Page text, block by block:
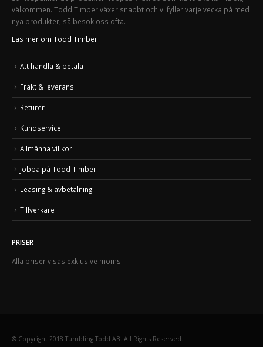
välkommen. Todd Timber växer snabbt och vi fyller varje vecka på med
nya produkter, så besök oss ofta.
Läs mer om Todd Timber
Att handla & betala
Frakt & leverans
Returer
Kundservice
Allmänna villkor
Jobba på Todd Timber
Leasing & avbetalning
Tillverkare
PRISER
Alla priser visas exklusive moms.
© Copyright 2018 Tumbling Todd AB. All Rights Reserved.